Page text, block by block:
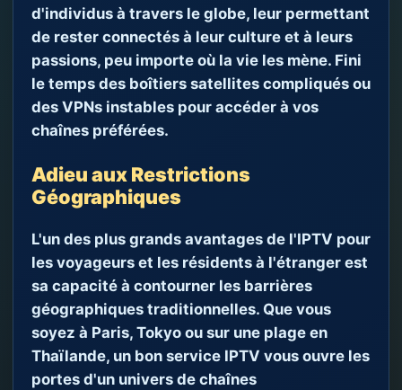
d'individus à travers le globe, leur permettant
de rester connectés à leur culture et à leurs
passions, peu importe où la vie les mène. Fini
le temps des boîtiers satellites compliqués ou
des VPNs instables pour accéder à vos
chaînes préférées.
Adieu aux Restrictions
Géographiques
L'un des plus grands avantages de l'IPTV pour
les voyageurs et les résidents à l'étranger est
sa capacité à contourner les barrières
géographiques traditionnelles. Que vous
soyez à Paris, Tokyo ou sur une plage en
Thaïlande, un bon service IPTV vous ouvre les
portes d'un univers de chaînes